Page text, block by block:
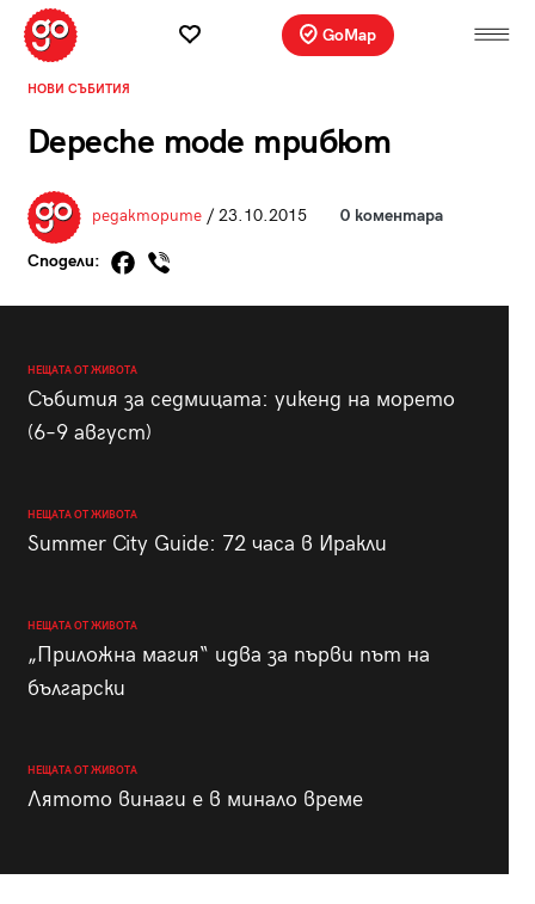
GoMap
НОВИ СЪБИТИЯ
Depeche mode трибют
редакторите/ 23.10.2015 0 коментара
Сподели:
НЕЩАТА ОТ ЖИВОТА
Събития за седмицата: уикенд на морето
(6–9 август)
НЕЩАТА ОТ ЖИВОТА
Summer City Guide: 72 часа в Иракли
НЕЩАТА ОТ ЖИВОТА
„Приложна магия“ идва за първи път на
български
НЕЩАТА ОТ ЖИВОТА
Лятото винаги е в минало време